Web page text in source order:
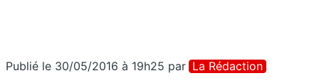
Publié le 30/05/2016 à 19h25 par La Rédaction